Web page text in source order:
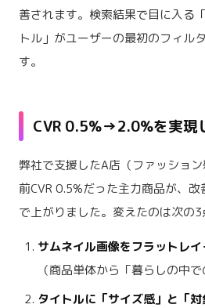
善されます。検索結果で目に入る
トル」がユーザーの最初のフィル
す。
CVR 0.5%→2.0%を実現
弊社で支援したA店（ファッショ
前CVR 0.5%だった主力商品が、
で上がりました。変えたのは次の3
サムネイル画像をフラットレ
（商品単体から「暮らしの中で
タイトルに「サイズ感」と「